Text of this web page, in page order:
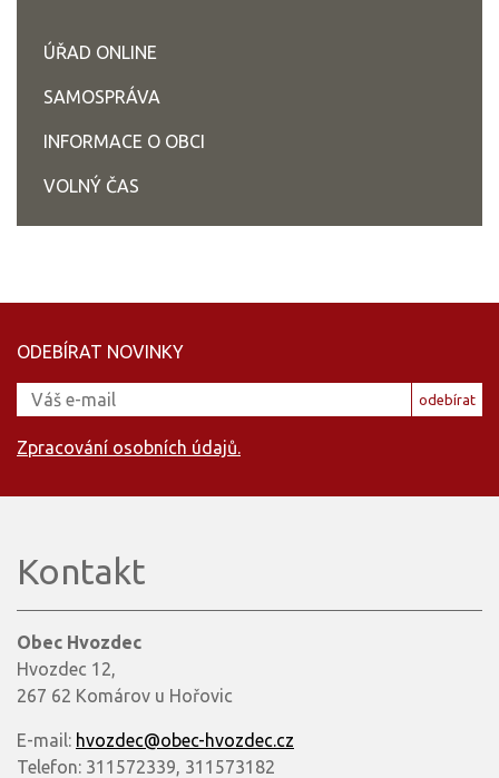
ÚŘAD ONLINE
SAMOSPRÁVA
INFORMACE O OBCI
VOLNÝ ČAS
ODEBÍRAT NOVINKY
odebírat
Zpracování osobních údajů.
Kontakt
Obec Hvozdec
Hvozdec 12,
267 62 Komárov u Hořovic
E-mail: hvozdec@obec-hvozdec.cz
Telefon: 311572339, 311573182